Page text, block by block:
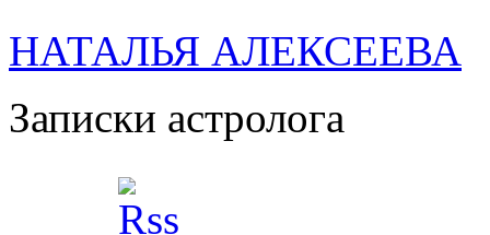
НАТАЛЬЯ АЛЕКСЕЕВА
Записки астролога